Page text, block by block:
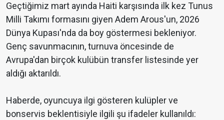
Geçtiğimiz mart ayında Haiti karşısında ilk kez Tunus
Milli Takımı formasını giyen Adem Arous'un, 2026
Dünya Kupası'nda da boy göstermesi bekleniyor.
Genç savunmacının, turnuva öncesinde de
Avrupa'dan birçok kulübün transfer listesinde yer
aldığı aktarıldı.
Haberde, oyuncuya ilgi gösteren kulüpler ve
bonservis beklentisiyle ilgili şu ifadeler kullanıldı: